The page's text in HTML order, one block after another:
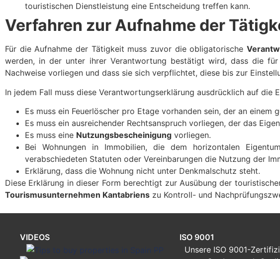
touristischen Dienstleistung eine Entscheidung treffen kann.
Verfahren zur Aufnahme der
Für die Aufnahme der Tätigkeit muss zuvor die obligatorische
werden, in der unter ihrer Verantwortung bestätigt wird, dass die
Nachweise vorliegen und dass sie sich verpflichtet, diese bis zur
In jedem Fall muss diese Verantwortungserklärung ausdrücklich auf die
Es muss ein Feuerlöscher pro Etage vorhanden sein, der an
Es muss ein ausreichender Rechtsanspruch vorliegen, der das
Es muss eine Nutzungsbescheinigung vorliegen.
Bei Wohnungen in Immobilien, die dem horizontalen
verabschiedeten Statuten oder Vereinbarungen die Nutzung der
Erklärung, dass die Wohnung nicht unter Denkmalschutz steht.
Diese Erklärung in dieser Form berechtigt zur Ausübung der
Tourismusunternehmen Kantabriens zu Kontroll- und
VIDEOS
ISO 9001
Unsere ISO 9001-